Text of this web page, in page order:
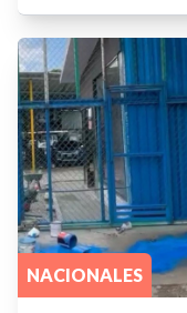
NACIONALES